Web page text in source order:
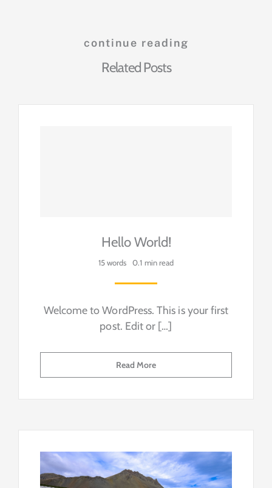
continue reading
Related Posts
Hello World!
15 words 0.1 min read
Welcome to WordPress. This is your first
post. Edit or […]
Read More